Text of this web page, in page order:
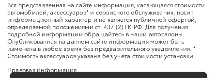
Вся представленная на сайте информация, касающаяся стоимости
автомобилей, аксессуаров* и сервисного обслуживания, носит
информационный характер и не является публичной офертой,
определяемой положениями ст. 437 (2) ГК РФ. Для получения
подробной информации обращайтесь в наши автосалоны.
Опубликованная на данном сайте информация может быть
изменена в любое время без предварительного уведомления. *
Стоимость аксессуаров указана без учета стоимости установки.
Правовая информация